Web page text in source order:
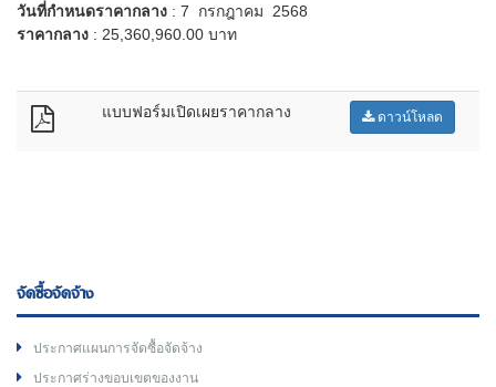
วันที่กำหนดราคากลาง : 7 กรกฎาคม 2568
ราคากลาง : 25,360,960.00 บาท
แบบฟอร์มเปิดเผยราคากลาง ดาวน์โหลด
จัดซื้อจัดจ้าง
ประกาศแผนการจัดซื้อจัดจ้าง
ประกาศร่างขอบเขตของงาน